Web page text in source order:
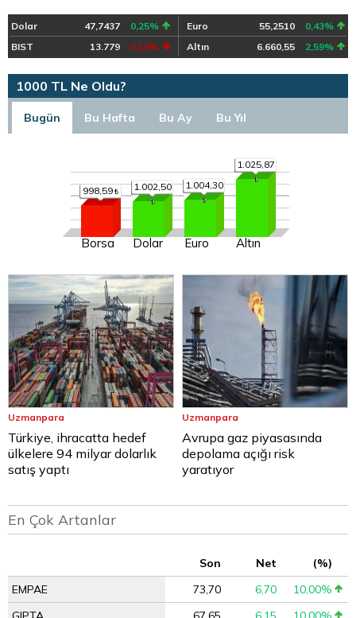
Dolar 47,7437 0,25% Euro 55,2510
0,43%
BIST
13.779 -0,14% Altın 6.660,55 2,59%
1000 TL Ne Oldu?
Bugün Bu Hafta Bu Ay Bu Yıl
998,59
Borsa
1.002,50
Dolar
1.004,30
Euro
1.025,87
Altın
Uzmanpara
Türkiye, ihracatta hedef
ülkelere 94 milyar dolarlık
satış yaptı
Uzmanpara
Avrupa gaz piyasasında
depolama açığı risk
yaratıyor
En Çok Artanlar
Son Net
(%)
EMPAE
73,70 6,70
10,00%